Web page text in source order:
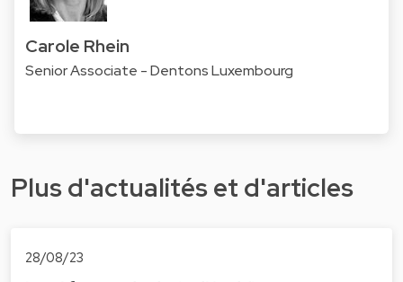
Carole Rhein
Senior Associate - Dentons Luxembourg
Plus d'actualités et d'articles
28/08/23